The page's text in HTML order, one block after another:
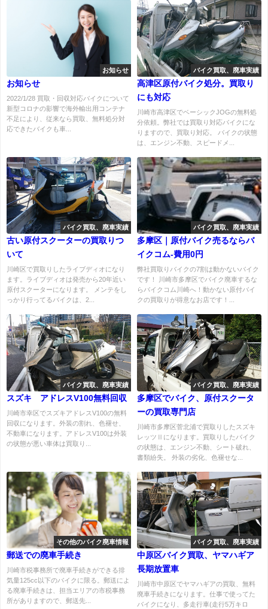
お知らせ
お知らせ
2022/1/28 買取・回収対応バイクについて
新型コロナの影響で海外輸出用コンテナ
不足により、従来なら買取、無料処分対
応できたバイクも車...
バイク買取、廃車実績
高津区原付バイク処分。買取り
にも対応
川崎市高津区でベーシックJOGの無料処
分依頼。弊社では買取り対応バイクにな
りますので、買取り対応。 バイクの状態
は、エンジン不動、スピードメ...
バイク買取、廃車実績
古い原付スクーターの買取りつ
いて
川崎区で買取りしたライブディオになり
ます。ライブディオは発売から20年近い
原付スクーターになります。 メンテをし
っかり行ってるバイクは、2...
バイク買取、廃車実績
多摩区｜原付バイク売るならバ
イクコム-費用0円
弊社買取りバイクの7割は動かないバイク
です！ 川崎市多摩区でバイク廃車するな
らバイクコム川崎へ！動かない原付バイ
クの買取りが得意なお店です！...
バイク買取、廃車実績
スズキ アドレスV100無料回収
川崎市幸区でスズキアドレスV100の無料
回収になります。外装の割れ、色褪せ、
不動車になります。アドレスV100は外装
の状態が悪い車体は買取り...
バイク買取、廃車実績
多摩区でバイク、原付スクータ
ーの買取専門店
川崎市多摩区菅北浦で買取りしたスズキ
レッツⅡになります。買取りしたバイク
の状態は、エンジン不動、シート破れ、
書類紛失。 外装の劣化、色褪せな...
その他のバイク廃車情報
郵送での廃車手続き
川崎市税事務所で廃車手続きができる排
気量125cc以下のバイクに限る。郵送によ
る廃車手続きは、担当エリアの市税事務
所がありますので、郵送先...
バイク買取、廃車実績
中原区バイク買取、ヤマハギア
長期放置車
川崎市中原区でヤマハギアの買取、無料
廃車手続きになります。仕事で使ってた
バイクになり、多走行車(走行5万キロ